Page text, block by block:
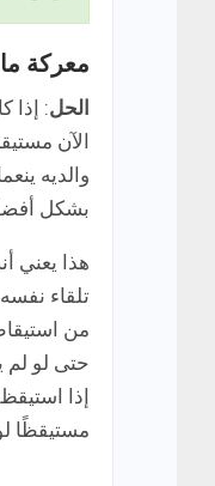
معركة ما قبل
الحل: إذا
الآن
والديه
بشكل أفضل
هذا يعني
تلقاء
حتى لو لم
مستيقظًا